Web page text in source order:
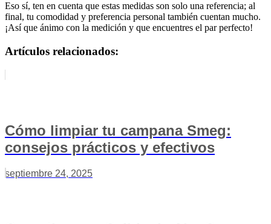
Eso sí, ten en cuenta que estas medidas son solo una referencia; al
final, tu comodidad y preferencia personal también cuentan mucho.
¡Así que ánimo con la medición y que encuentres el par perfecto!
Artículos relacionados:
Cómo limpiar tu campana Smeg:
consejos prácticos y efectivos
septiembre 24, 2025